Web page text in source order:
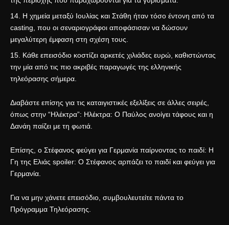
Η χημεία μεταξύ Ιουλίας και Στάθη ήταν τόσο έντονη από τα
casting, που οι σεναριογράφοι αποφάσισαν να δώσουν
μεγαλύτερη έμφαση στη σχέση τους.
Κάθε επεισόδιο κοστίζει αρκετές χιλιάδες ευρώ, καθιστώντας
την μία από τις πιο ακριβές παραγωγές της ελληνικής
τηλεόρασης σήμερα.
Διαβάστε επίσης για τις καταιγιστικές εξελίξεις σε άλλες σειρές,
όπως στην “Ηλέκτρα”: Ηλέκτρα: Ο Παύλος ανοίγει τάφους και η
Δανάη παίζει με τη φωτιά.
Επίσης, ο Στέφανος φεύγει για Γερμανία παίρνοντας το παιδί: Η
Γη της Ελιάς spoiler: Ο Στέφανος αρπάζει το παιδί και φεύγει για
Γερμανία.
Για να μην χάνετε επεισόδιο, συμβουλευτείτε πάντα το
Πρόγραμμα Τηλεόρασης.